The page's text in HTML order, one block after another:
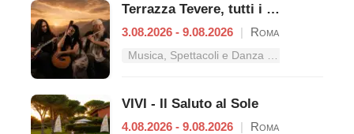
Terrazza Tevere, tutti i concerti dal 3 al 9 agosto
3.08.2026 - 9.08.2026 | Roma
VIVI - Il Saluto al Sole
4.08.2026 - 9.08.2026 | Roma